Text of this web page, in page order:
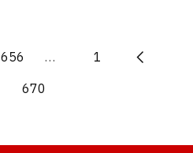
1
…
656
670